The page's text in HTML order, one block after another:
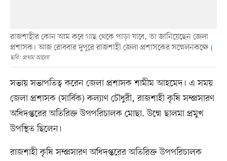
রাজশাহীর কোন আম কবে গাছ থেকে পাড়া যাবে, তা জানিয়েছেন জেলা
প্রশাসক। আজ রোববার দুপুরে রাজশাহী জেলা প্রশাসকের সম্মেলনকক্ষে
ছবি: প্রথম আলো
সভায় সভাপতিত্ব করেন জেলা প্রশাসক শামীম আহমেদ। এ সময়
জেলা প্রশাসক (সার্বিক) কল্যাণ চৌধুরী, রাজশাহী কৃষি সম্প্রসারণ
অধিদপ্তরের অতিরিক্ত উপপরিচালক মোছা. উম্মে ছালমা প্রমুখ
উপস্থিত ছিলেন।
রাজশাহী কৃষি সম্প্রসারণ অধিদপ্তরের অতিরিক্ত উপপরিচালক